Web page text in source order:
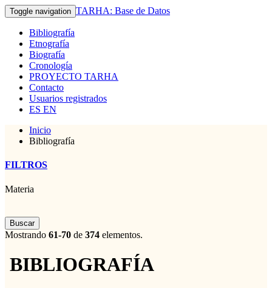
Toggle navigation TARHA: Base de Datos
Bibliografía
Etnografía
Biografía
Cronología
PROYECTO TARHA
Contacto
Usuarios registrados
ES EN
Inicio
Bibliografía
FILTROS
Materia
Buscar
Mostrando 61-70 de 374 elementos.
BIBLIOGRAFÍA